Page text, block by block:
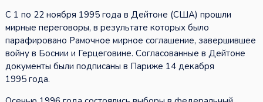
С 1 по 22 ноября 1995 года в Дейтоне (США) прошли
мирные переговоры, в результате которых было
парафировано Рамочное мирное соглашение, завершившее
войну в Боснии и Герцеговине. Согласованные в Дейтоне
документы были подписаны в Париже 14 декабря
1995 года.